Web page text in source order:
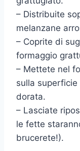
– Distribuite
melanzane
– Coprite di
formaggio
– Mettete nel
sulla
dorata.
– Lasciate
le fette
brucerete!).